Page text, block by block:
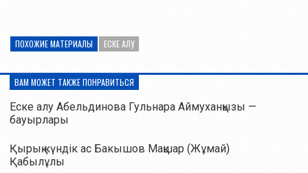
ПОХОЖИЕ МАТЕРИАЛЫ ЕСКЕ АЛУ
ВАМ МОЖЕТ ТАКЖЕ ПОНРАВИТЬСЯ
Еске алу Абельдинова Гульнара Аймуханқызы —
бауырлары
Қырық күндік ас Бакышов Мақшар (Жұмай)
Қабылұлы